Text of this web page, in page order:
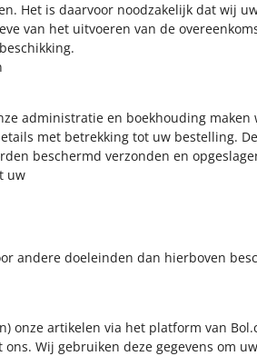
Het is daarvoor noodzakelijk dat wij
van het uitvoeren van de
administratie en boekhouding
met betrekking tot uw bestelling.
beschermd verzonden en
uw
andere doeleinden dan hierboven
onze artikelen via het platform van
ons. Wij gebruiken deze gegevens om